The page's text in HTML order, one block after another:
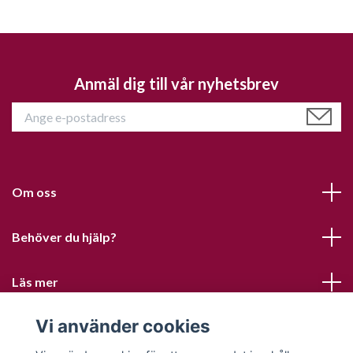
Anmäl dig till vår nyhetsbrev
Om oss
Behöver du hjälp?
Läs mer
Sociala medier
Vi använder cookies